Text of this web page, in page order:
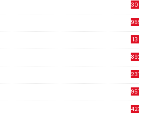
308
959
13
892
237
957
423